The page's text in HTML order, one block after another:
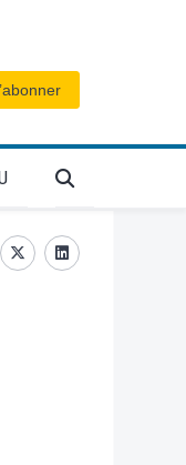
TwitterLinkedin